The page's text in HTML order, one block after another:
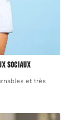
sociaux
et très